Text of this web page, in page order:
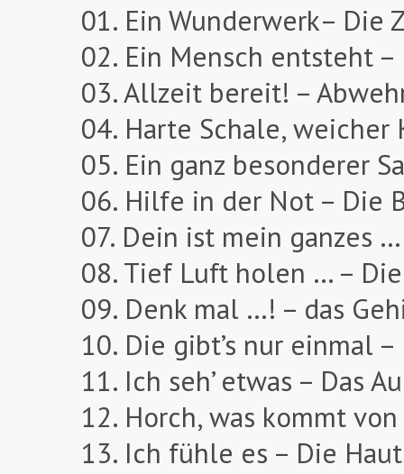
01. Ein Wunderwerk– Die
02. Ein Mensch entsteht
03. Allzeit bereit! –
04. Harte Schale, weicher
05. Ein ganz besonderer
06. Hilfe in der Not – Die
07. Dein ist mein ganzes
08. Tief Luft holen … –
09. Denk mal …! – das
10. Die gibt’s nur einmal
11. Ich seh’ etwas – Das
12. Horch, was kommt
13. Ich fühle es – Die Haut